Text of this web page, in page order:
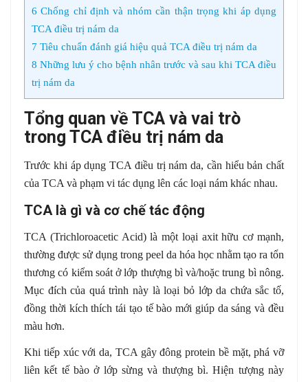
6 Chống chỉ định và nhóm cần thận trọng khi áp dụng
TCA điều trị nám da
7 Tiêu chuẩn đánh giá hiệu quả TCA điều trị nám da
8 Những lưu ý cho bệnh nhân trước và sau khi TCA điều
trị nám da
Tổng quan về TCA và vai trò
trong TCA điều trị nám da
Trước khi áp dụng TCA điều trị nám da, cần hiểu bản chất
của TCA và phạm vi tác dụng lên các loại nám khác nhau.
TCA là gì và cơ chế tác động
TCA (Trichloroacetic Acid) là một loại axit hữu cơ mạnh,
thường được sử dụng trong peel da hóa học nhằm tạo ra tổn
thương có kiểm soát ở lớp thượng bì và/hoặc trung bì nông.
Mục đích của quá trình này là loại bỏ lớp da chứa sắc tố,
đồng thời kích thích tái tạo tế bào mới giúp da sáng và đều
màu hơn.
Khi tiếp xúc với da, TCA gây đông protein bề mặt, phá vỡ
liên kết tế bào ở lớp sừng và thượng bì. Hiện tượng này